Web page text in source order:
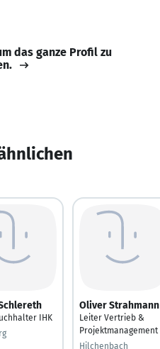
das ganze Profil zu
IHK
Oliver Strahmann
Leiter Vertrieb &
Projektmanagement
Hilchenbach